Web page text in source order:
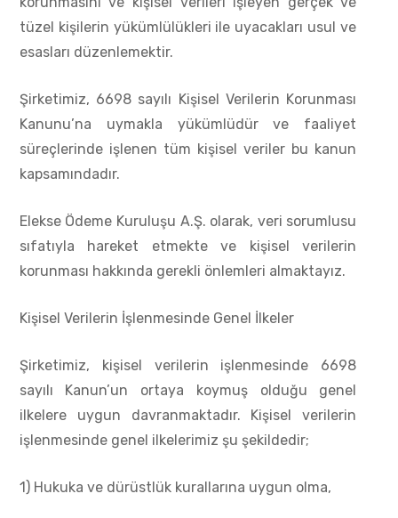
tüzel kişilerin yükümlülükleri ile uyacakları usul ve
esasları düzenlemektir.
Şirketimiz, 6698 sayılı Kişisel Verilerin Korunması
Kanunu’na uymakla yükümlüdür ve faaliyet
süreçlerinde işlenen tüm kişisel veriler bu kanun
kapsamındadır.
Elekse Ödeme Kuruluşu A.Ş. olarak, veri sorumlusu
sıfatıyla hareket etmekte ve kişisel verilerin
korunması hakkında gerekli önlemleri almaktayız.
Kişisel Verilerin İşlenmesinde Genel İlkeler
Şirketimiz, kişisel verilerin işlenmesinde 6698
sayılı Kanun’un ortaya koymuş olduğu genel
ilkelere uygun davranmaktadır. Kişisel verilerin
işlenmesinde genel ilkelerimiz şu şekildedir;
1) Hukuka ve dürüstlük kurallarına uygun olma,